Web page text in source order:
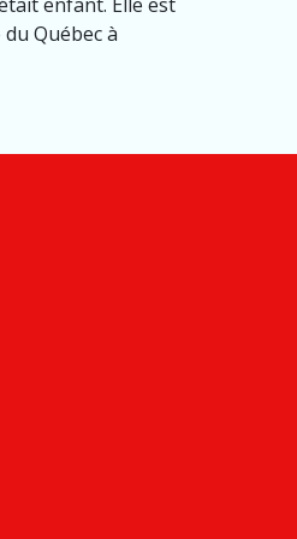
Québec à